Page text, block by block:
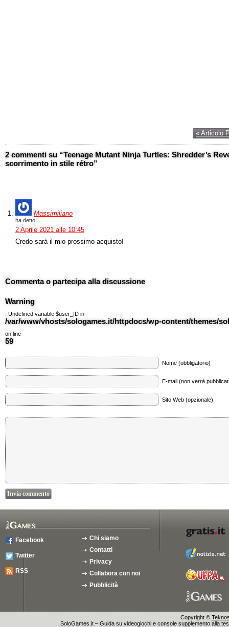
« Articolo
2 commenti su “Teenage Mutant Ninja Turtles: Shredder’s
scorrimento in stile rétro”
Massimiliano
ha detto:
2 Aprile 2021 alle 10:45
Credo sarà il mio prossimo acquisto!
Commenta o partecipa alla discussione
Warning
: Undefined variable $user_ID in
/var/www/vhosts/sologames.it/httpdocs/wp-content/themes/
on line
59
Nome (obbligatorio)
E-mail (non verrà
Sito Web (opzionale)
Facebook
Twitter
RSS
Chi siamo
Contatti
Privacy
Collabora con noi
Pubblicità
Copyright ©
SoloGames.it – Guida su videogiochi e console supplemento alla